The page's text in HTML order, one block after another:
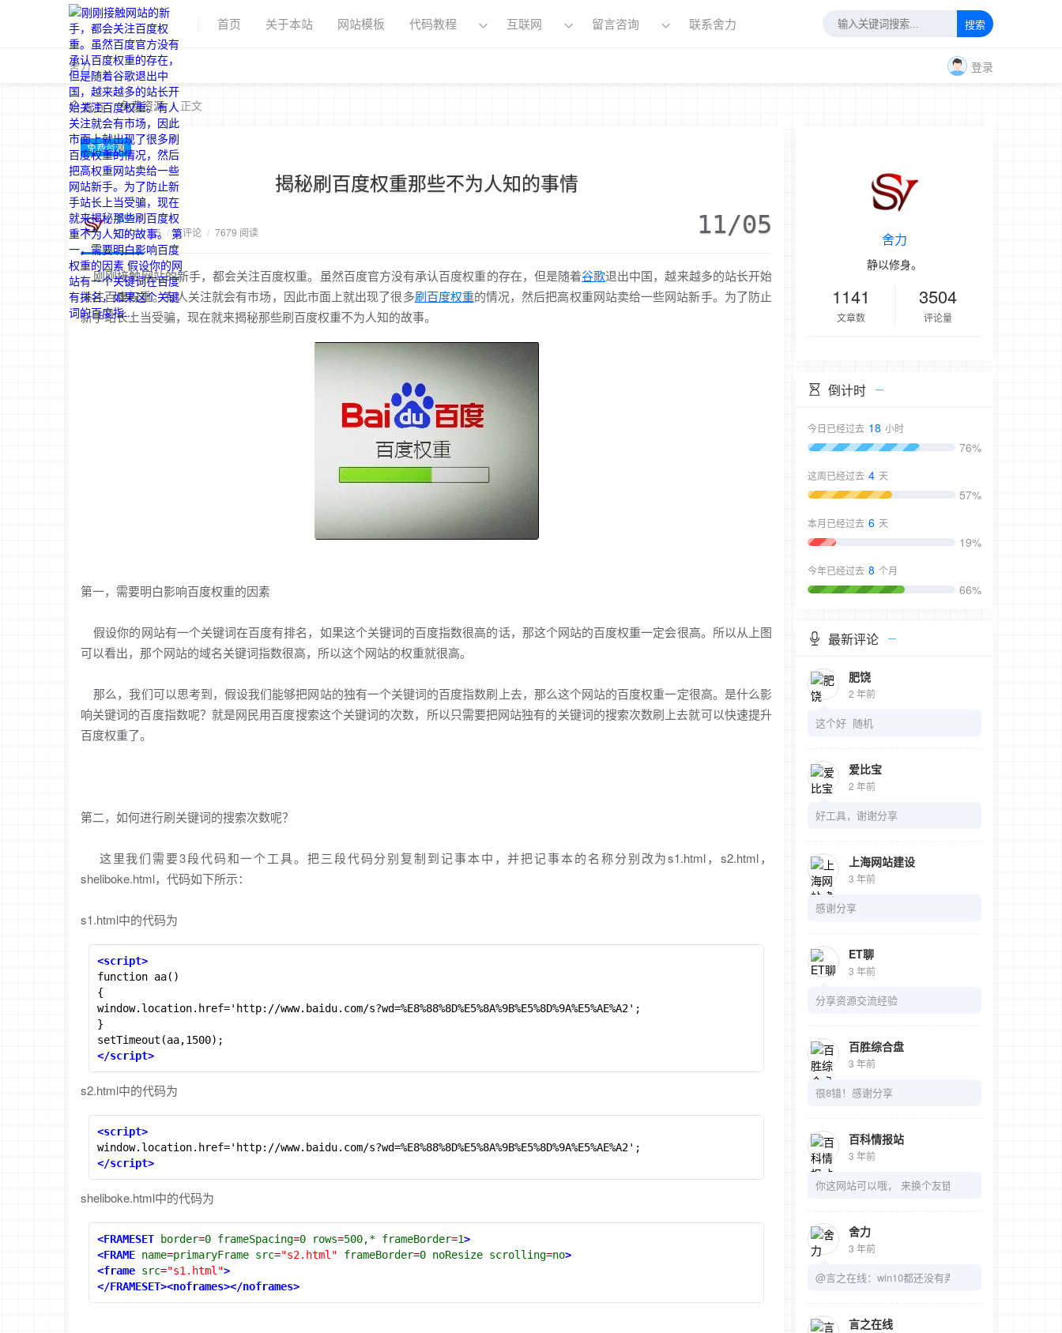
首页 关于本站 网站模板 代码教程 互联网 留言咨询 联系舍力 搜索
舍力 登录
首页 / 免费资源 / 正文
免费资源
揭秘刷百度权重那些不为人知的事情
舍力
2014-11-5 / 0 评论 / 7679 阅读 11/05
刚刚接触网站的新手，都会关注百度权重。虽然百度官方没有承认百度权重的存在，但是随着谷歌退出中国，越来越多的站长开始
关注百度权重。有人关注就会有市场，因此市面上就出现了很多刷百度权重的情况，然后把高权重网站卖给一些网站新手。为了防止
新手站长上当受骗，现在就来揭秘那些刷百度权重不为人知的故事。
第一，需要明白影响百度权重的因素
假设你的网站有一个关键词在百度有排名，如果这个关键词的百度指数很高的话，那这个网站的百度权重一定会很高。所以从上图
可以看出，那个网站的域名关键词指数很高，所以这个网站的权重就很高。
那么，我们可以思考到，假设我们能够把网站的独有一个关键词的百度指数刷上去，那么这个网站的百度权重一定很高。是什么影
响关键词的百度指数呢？就是网民用百度搜索这个关键词的次数，所以只需要把网站独有的关键词的搜索次数刷上去就可以快速提升
百度权重了。
第二，如何进行刷关键词的搜索次数呢？
这里我们需要3段代码和一个工具。把三段代码分别复制到记事本中，并把记事本的名称分别改为s1.html，s2.html，
sheliboke.html，代码如下所示：
s1.html中的代码为
<script>
function aa()
{
window.location.href='http://www.baidu.com/s?wd=%E8%88%8D%E5%8A%9B%E5%8D%9A%E5%AE%A2';
}
</script>
s2.html中的代码为
<script>
</script>
sheliboke.html中的代码为
<FRAMESET border=0 frameSpacing=0 rows=500,* frameBorder=1>
<FRAME name=primaryFrame src="s2.html" frameBorder=0 noResize scrolling=no>
<frame src="s1.html">
</FRAMESET><noframes></noframes>
舍力
静以修身。
1141
文章数
3504
评论量
倒计时
今日已经过去 18 小时
76%
这周已经过去 4 天
57%
本月已经过去 6 天
19%
今年已经过去 8 个月
66%
最新评论
肥饶
2 年前
这个好 随机
爱比宝
2 年前
好工具，谢谢分享
上海网站建设
3 年前
感谢分享
ET聊
3 年前
分享资源交流经验
百胜综合盘
3 年前
很8错！感谢分享
百科情报站
3 年前
你这网站可以哦， 来换个友链吧
舍力
3 年前
@言之在线：win10都还没有弄明白呢
言之在线